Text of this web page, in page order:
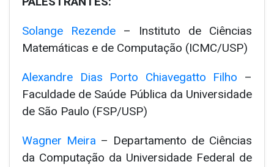
Solange Rezende – Instituto de Ciências
Matemáticas e de Computação (ICMC/USP)
Alexandre Dias Porto Chiavegatto Filho –
Faculdade de Saúde Pública da Universidade
de São Paulo (FSP/USP)
Wagner Meira – Departamento de Ciências
da Computação da Universidade Federal de